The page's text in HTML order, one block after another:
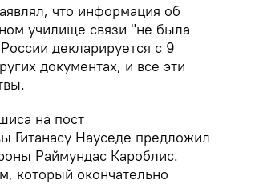
что информация об
училище связи "не была
декларируется с 9
документах, и все эти
на пост
Гитанасу Науседе предложил
Раймундас Кароблис.
который окончательно